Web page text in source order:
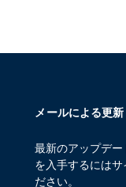
メールによる更新
最新のアップデ
を入手するにはサ
ださい。